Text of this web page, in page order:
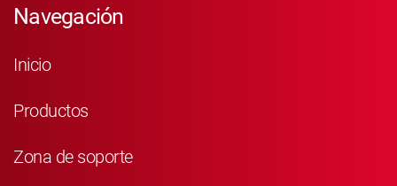
Navegación
Inicio
Productos
Zona de soporte